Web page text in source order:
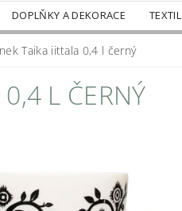
DOPLŇKY A DEKORACE TEXTIL
Taika iittala 0,4 l černý
L ČERNÝ